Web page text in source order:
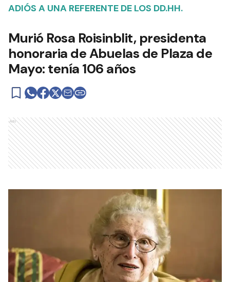
ADIÓS A UNA REFERENTE DE LOS DD.HH.
Murió Rosa Roisinblit, presidenta
honoraria de Abuelas de Plaza de
Mayo: tenía 106 años
Ads